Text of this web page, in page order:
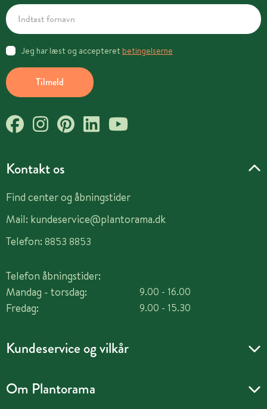
Kontakt os
Find center og åbningstider
Mail: kundeservice@plantorama.dk
Telefon: 8853 8853
Telefon åbningstider:
Mandag - torsdag:
Fredag:
9.00 - 16.00
9.00 - 15.30
Kundeservice og vilkår
Om Plantorama
Tilmeld
Jeg har læst og accepteret betingelserne